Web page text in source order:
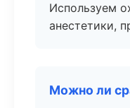
Используем
анестетики,
Можно ли